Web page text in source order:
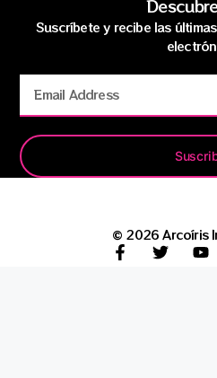
Suscríbete y recibe las
© 2026 Arcoíris